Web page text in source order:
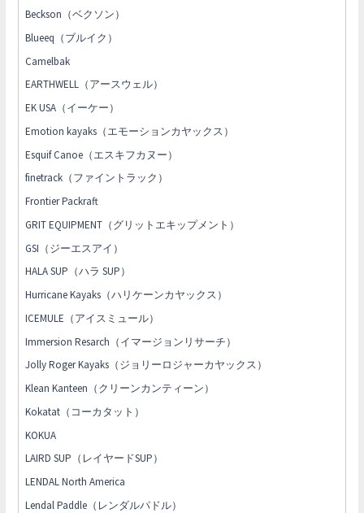
Beckson（ベクソン）
Blueeq（ブルイク）
Camelbak
EARTHWELL（アースウェル）
EK USA（イーケー）
Emotion kayaks（エモーションカヤックス）
Esquif Canoe（エスキフカヌー）
finetrack（ファイントラック）
Frontier Packraft
GRIT EQUIPMENT（グリットエキップメント）
GSI（ジーエスアイ）
HALA SUP（ハラ SUP）
Hurricane Kayaks（ハリケーンカヤックス）
ICEMULE（アイスミュール）
Immersion Resarch（イマージョンリサーチ）
Jolly Roger Kayaks（ジョリーロジャーカヤックス）
Klean Kanteen（クリーンカンティーン）
Kokatat（コーカタット）
KOKUA
LAIRD SUP（レイヤードSUP）
LENDAL North America
Lendal Paddle（レンダルパドル）